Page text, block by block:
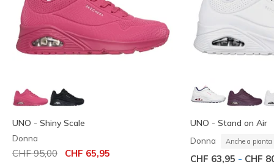
UNO - Shiny Scale
Donna
Prezzo ridotto da
CHF 95,00 per
CHF 65,95
UNO - Stand on Air
Donna Anche a pianta
CHF 63,95 - CHF